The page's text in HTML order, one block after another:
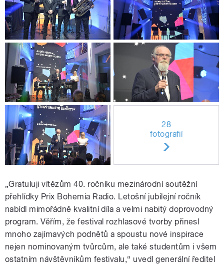
28
fotografií
„Gratuluji vítězům 40. ročníku mezinárodní soutěžní
přehlídky Prix Bohemia Radio. Letošní jubilejní ročník
nabídl mimořádně kvalitní díla a velmi nabitý doprovodný
program. Věřím, že festival rozhlasové tvorby přinesl
mnoho zajímavých podnětů a spoustu nové inspirace
nejen nominovaným tvůrcům, ale také studentům i všem
ostatním návštěvníkům festivalu,“ uvedl generální ředitel